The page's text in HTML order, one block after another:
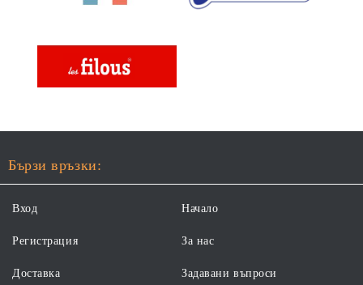
Бързи връзки:
Вход
Регистрация
Доставка
Начало
За нас
Задавани въпроси